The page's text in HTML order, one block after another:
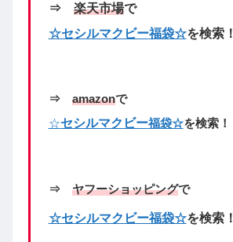
⇒ 楽天市場で
☆セシルマクビー福袋☆を検索！
⇒ amazonで
☆セシルマクビー福袋☆を検索！
⇒ ヤフーショッピングで
☆セシルマクビー福袋☆を検索！